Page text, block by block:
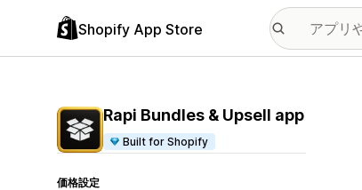
Shopify App Store
Rapi Bundles & Upsell app
Built for Shopify
価格設定